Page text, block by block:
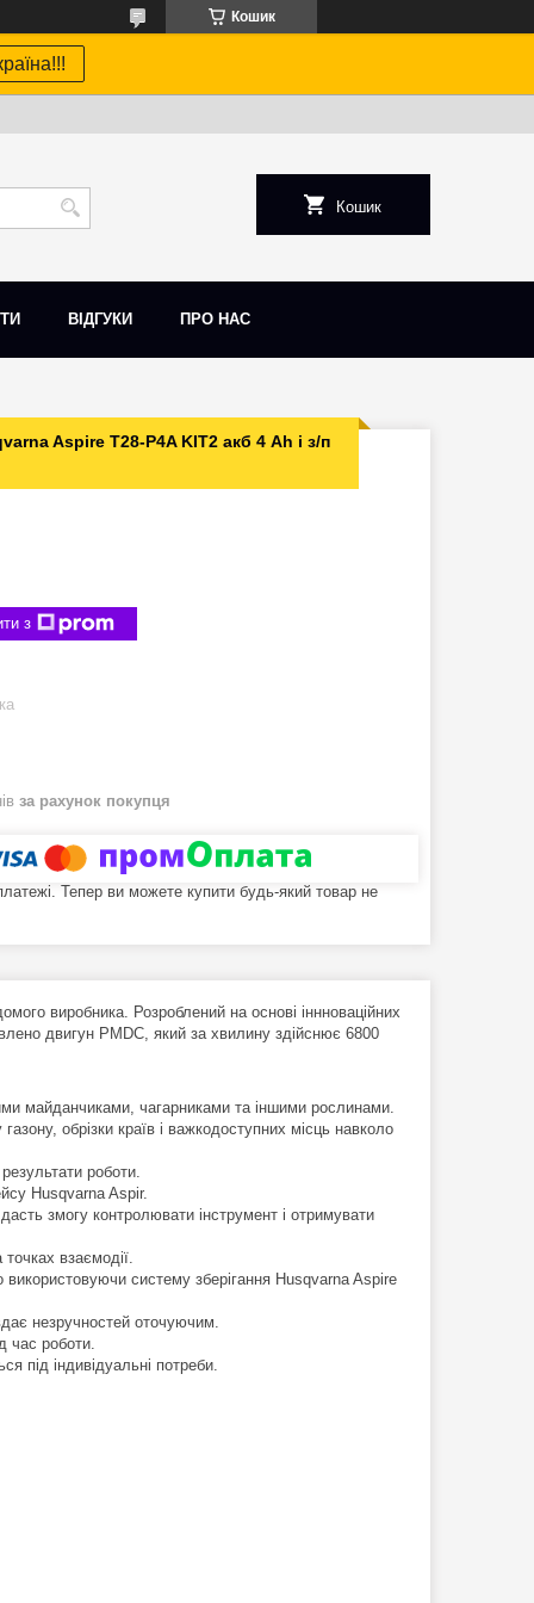
Кошик
Кошик
ВІДГУКИ ПРО НАС
Aspire T28-P4A KIT2 акб 4 Ah і з/п
з
за рахунок покупця
Тепер ви можете купити будь-який товар не
виробника. Розроблений на основі іннноваційних
двигун PMDC, який за хвилину здійснює 6800
майданчиками, чагарниками та іншими рослинами.
обрізки країв і важкодоступних місць навколо
роботи.
Husqvarna Aspir.
змогу контролювати інструмент і отримувати
взаємодії.
систему зберігання Husqvarna Aspire
незручностей оточуючим.
час роботи.
індивідуальні потреби.